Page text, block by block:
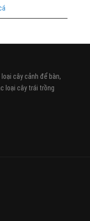
cây cảnh để bàn,
loại cây trái trồng